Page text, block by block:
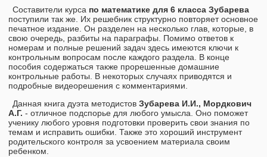
Составители курса по математике для 6 класса Зубарева
поступили так же. Их решебник структурно повторяет основное
печатное издание. Он разделен на несколько глав, которые, в
свою очередь, разбиты на параграфы. Помимо ответов к
номерам и полные решений задач здесь имеются ключи к
контрольным вопросам после каждого раздела. В конце
пособия содержаться также прорешенные домашние
контрольные работы. В некоторых случаях приводятся и
подробные видеорешения с комментариями.
Данная книга дуэта методистов Зубарева И.И., Мордкович
А.Г. - отличное подспорье для любого умысла. Оно поможет
ученику любого уровня подготовки проверить свои знания по
темам и исправить ошибки. Также это хороший инструмент
родительского контроля за усвоением материала своим
ребенком.